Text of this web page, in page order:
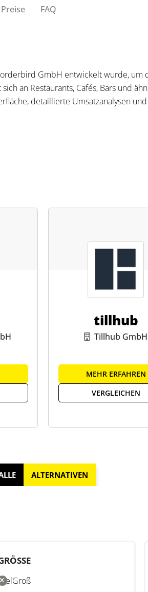
Preise FAQ
GmbH entwickelt wurde, um
an Restaurants, Cafés, Bars und
detaillierte Umsatzanalysen
Buchhaltungsfunktionen und
tillhub
Tillhub GmbH
MEHR ERFAHREN
VERGLEICHEN
ALLE ALTERNATIVEN
Groß